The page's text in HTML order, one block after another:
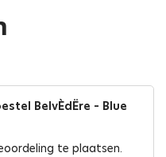
BelvÈdËre – Blue
te plaatsen.